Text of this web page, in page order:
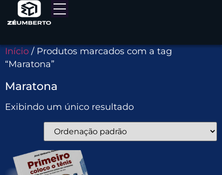
Início / Produtos marcados com a tag
“Maratona”
Maratona
Exibindo um único resultado